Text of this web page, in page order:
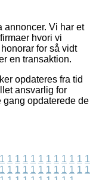
annoncer. Vi har et
hvori vi
for så vidt
en transaktion.
opdateres fra tid
ansvarlig for
gang opdaterede de
1 1 1 1 1 1 1 1 1 1 1 1
1 1 1 1 1 1 1 1 1 1 1 1